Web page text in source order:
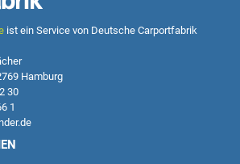
ist ein Service von Deutsche Carportfabrik
Hamburg
30
1